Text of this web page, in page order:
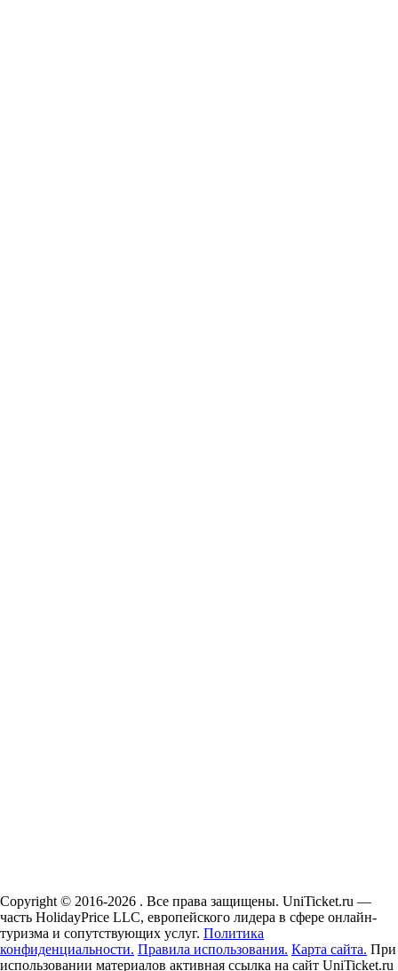
Copyright © 2016-2026 . Все права защищены. UniTicket.ru —
часть HolidayPrice LLC, европейского лидера в сфере онлайн-
туризма и сопутствующих услуг. Политика
конфиденциальности. Правила использования. Карта сайта. При
использовании материалов активная ссылка на сайт UniTicket.ru